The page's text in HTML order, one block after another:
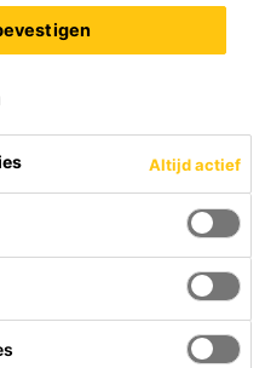
bedrijven.
Altijd actief